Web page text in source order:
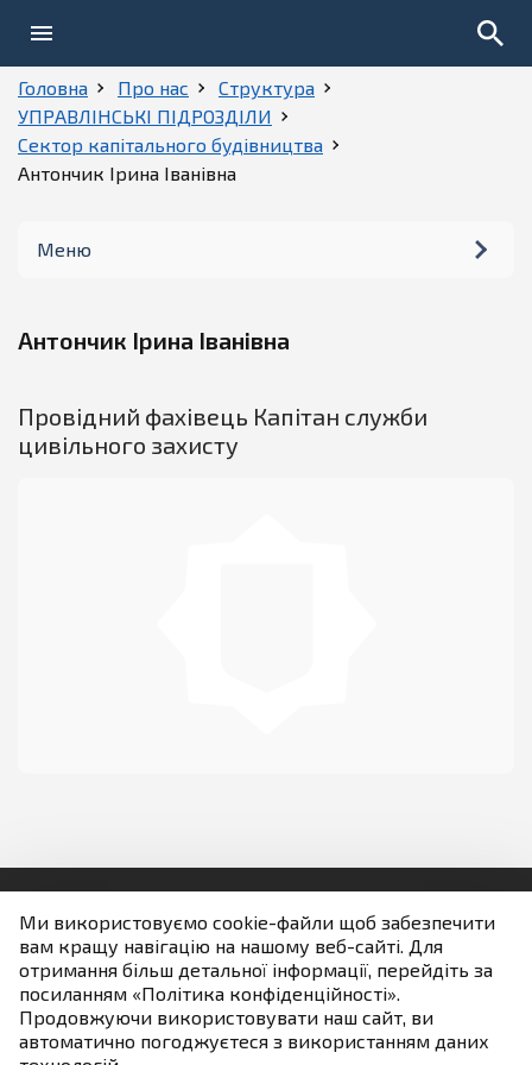
Головна Про нас
Структура
УПРАВЛІНСЬКІ ПІДРОЗДІЛИ
Сектор капітального будівництва
Антончик Ірина Іванівна
Меню
Історія
Антончик Ірина Іванівна
Провідний фахівець Капітан служби
цивільного захисту
Ми використовуємо cookie-файли щоб забезпечити
вам кращу навігацію на нашому веб-сайті. Для
отримання більш детальної інформації, перейдіть за
посиланням «Політика конфіденційності».
Продовжуючи використовувати наш сайт, ви
автоматично погоджуєтеся з використанням даних
Якщо не зазначено інше всі матеріали розміщені на
умовах ліцензії
Людям із порушенням зору